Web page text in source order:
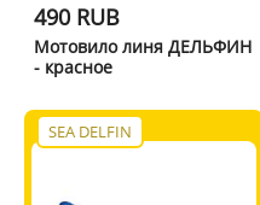
490 RUB
Мотовило линя ДЕЛЬФИН
- красное
SEA DELFIN